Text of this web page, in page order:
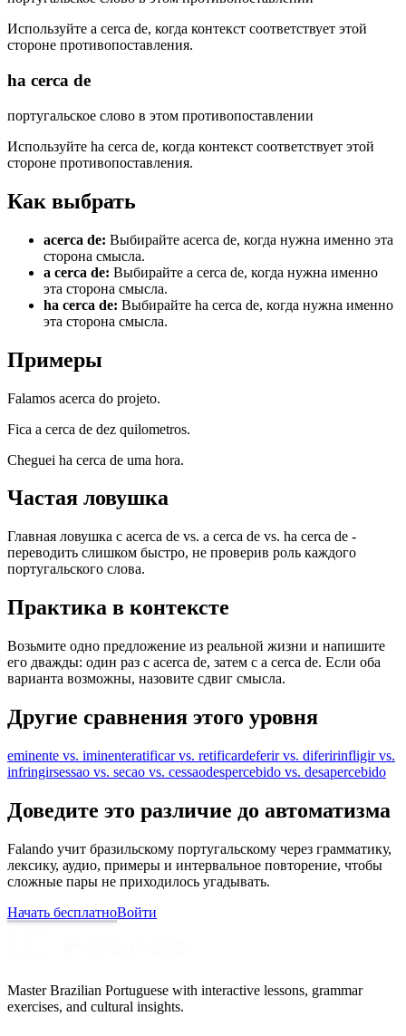
Используйте a cerca de, когда контекст соответствует этой
стороне противопоставления.
ha cerca de
португальское слово в этом противопоставлении
Используйте ha cerca de, когда контекст соответствует этой
стороне противопоставления.
Как выбрать
acerca de: Выбирайте acerca de, когда нужна именно эта
сторона смысла.
a cerca de: Выбирайте a cerca de, когда нужна именно
эта сторона смысла.
ha cerca de: Выбирайте ha cerca de, когда нужна именно
эта сторона смысла.
Примеры
Falamos acerca do projeto.
Fica a cerca de dez quilometros.
Cheguei ha cerca de uma hora.
Частая ловушка
Главная ловушка с acerca de vs. a cerca de vs. ha cerca de -
переводить слишком быстро, не проверив роль каждого
португальского слова.
Практика в контексте
Возьмите одно предложение из реальной жизни и напишите
его дважды: один раз с acerca de, затем с a cerca de. Если оба
варианта возможны, назовите сдвиг смысла.
Другие сравнения этого уровня
eminente vs. iminenteratificar vs. retificardeferir vs. diferirinfligir vs.
infringirsessao vs. secao vs. cessaodespercebido vs. desapercebido
Доведите это различие до автоматизма
Falando учит бразильскому португальскому через грамматику,
лексику, аудио, примеры и интервальное повторение, чтобы
сложные пары не приходилось угадывать.
Начать бесплатноВойти
Master Brazilian Portuguese with interactive lessons, grammar
exercises, and cultural insights.